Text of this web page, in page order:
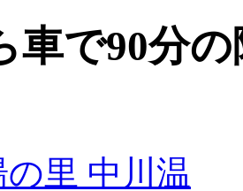
車で90分